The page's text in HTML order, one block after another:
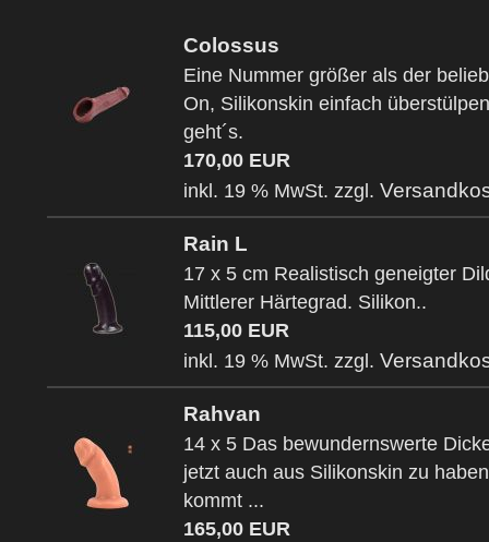
Colossus
Eine Nummer größer als der
On, Silikonskin einfach
geht´s.
170,00 EUR
inkl. 19 % MwSt. zzgl.
Rain L
17 x 5 cm Realistisch geneigter
Mittlerer Härtegrad. Silikon..
115,00 EUR
inkl. 19 % MwSt. zzgl.
Rahvan
14 x 5 Das bewundernswerte
jetzt auch aus Silikonskin zu
kommt ...
165,00 EUR